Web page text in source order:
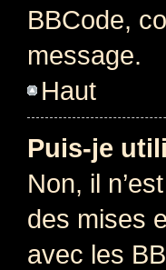
BBCode,
message.
Haut
Puis-je
Non, il
des mises
avec les